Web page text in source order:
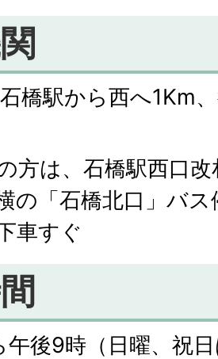
橋駅から西へ1Km
方は、石橋駅西口
の「石橋北口」バ
車すぐ
午後9時（日曜、祝